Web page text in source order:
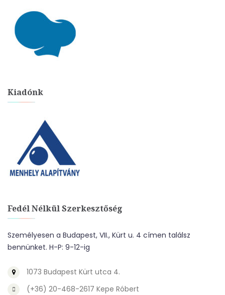
Kiadónk
Fedél Nélkül Szerkesztőség
Személyesen a Budapest, VII., Kürt u. 4 címen találsz
bennünket. H-P: 9-12-ig
1073 Budapest Kürt utca 4.
(+36) 20-468-2617 Kepe Róbert